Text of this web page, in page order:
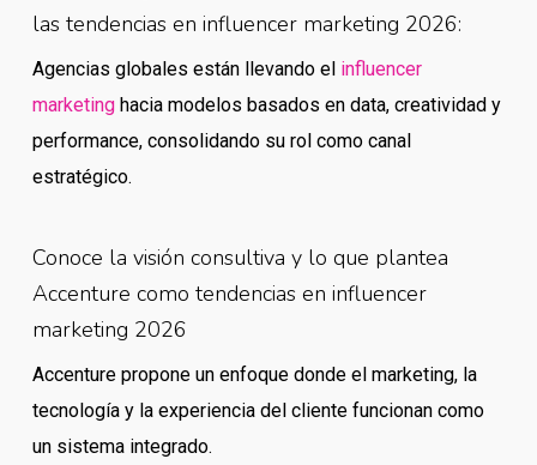
las tendencias en influencer marketing 2026:
Agencias globales están llevando el influencer
marketinghacia modelos basados en data, creatividad y
performance, consolidando su rol como canal
estratégico.
Conoce la visión consultiva y lo que plantea
Accenture como tendencias en influencer
marketing 2026
Accenture propone un enfoque donde el marketing, la
tecnología y la experiencia del cliente funcionan como
un sistema integrado.